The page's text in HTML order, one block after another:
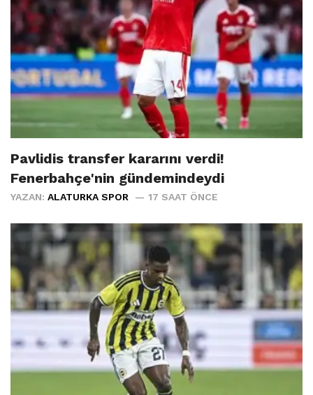
Pavlidis transfer kararını verdi!
Fenerbahçe'nin gündemindeydi
YAZAN: ALATURKA SPOR 17 SAAT ÖNCE